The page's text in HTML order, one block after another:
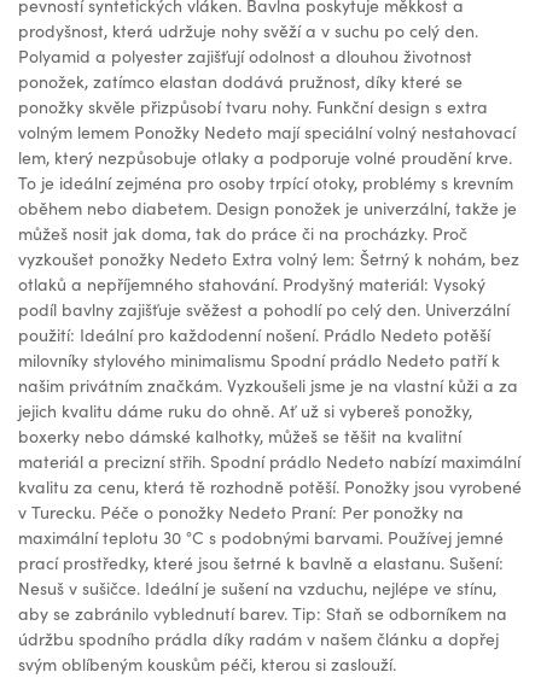
pevností syntetických vláken. Bavlna poskytuje měkkost a
prodyšnost, která udržuje nohy svěží a v suchu po celý den.
Polyamid a polyester zajišťují odolnost a dlouhou životnost
ponožek, zatímco elastan dodává pružnost, díky které se
ponožky skvěle přizpůsobí tvaru nohy. Funkční design s extra
volným lemem Ponožky Nedeto mají speciální volný nestahovací
lem, který nezpůsobuje otlaky a podporuje volné proudění krve.
To je ideální zejména pro osoby trpící otoky, problémy s krevním
oběhem nebo diabetem. Design ponožek je univerzální, takže je
můžeš nosit jak doma, tak do práce či na procházky. Proč
vyzkoušet ponožky Nedeto Extra volný lem: Šetrný k nohám, bez
otlaků a nepříjemného stahování. Prodyšný materiál: Vysoký
podíl bavlny zajišťuje svěžest a pohodlí po celý den. Univerzální
použití: Ideální pro každodenní nošení. Prádlo Nedeto potěší
milovníky stylového minimalismu Spodní prádlo Nedeto patří k
našim privátním značkám. Vyzkoušeli jsme je na vlastní kůži a za
jejich kvalitu dáme ruku do ohně. Ať už si vybereš ponožky,
boxerky nebo dámské kalhotky, můžeš se těšit na kvalitní
materiál a precizní střih. Spodní prádlo Nedeto nabízí maximální
kvalitu za cenu, která tě rozhodně potěší. Ponožky jsou vyrobené
v Turecku. Péče o ponožky Nedeto Praní: Per ponožky na
maximální teplotu 30 °C s podobnými barvami. Používej jemné
prací prostředky, které jsou šetrné k bavlně a elastanu. Sušení:
Nesuš v sušičce. Ideální je sušení na vzduchu, nejlépe ve stínu,
aby se zabránilo vyblednutí barev. Tip: Staň se odborníkem na
údržbu spodního prádla díky radám v našem článku a dopřej
svým oblíbeným kouskům péči, kterou si zaslouží.